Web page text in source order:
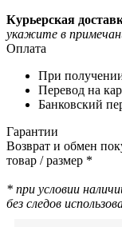
Курьерская
укажите в
Оплата
При
Перевод на
Банковский
Гарантии
Возврат и обмен
товар / размер *
* при условии
без следов